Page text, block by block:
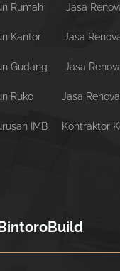
Rumah Jasa
Kantor Jasa
Gudang Jasa
Ruko Jasa
IMB
Kontraktor